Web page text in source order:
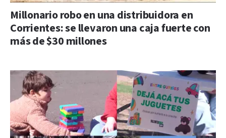
Millonario robo en una distribuidora en
Corrientes: se llevaron una caja fuerte con
más de $30 millones